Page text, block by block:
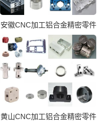
安徽CNC加工铝合金精密零件
黄山CNC加工铝合金精密零件